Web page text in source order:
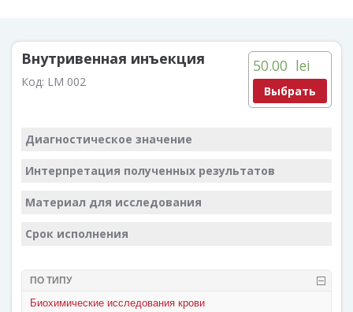
50.00 lei
Выбрать
Внутривенная инъекция
Код: LM 002
Диагностическое значение
Интерпретация полученных результатов
Материал для исследования
Срок исполнения
ПО ТИПУ
Биохимические исследования крови